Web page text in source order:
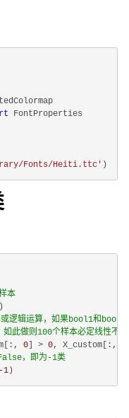
Fonts/Heiti.ttc'
本
运算，如果bool1和bool2的
此做则100个样本必定线性不
0 ] > 0, X_custom[:,
，即为-1类
-1